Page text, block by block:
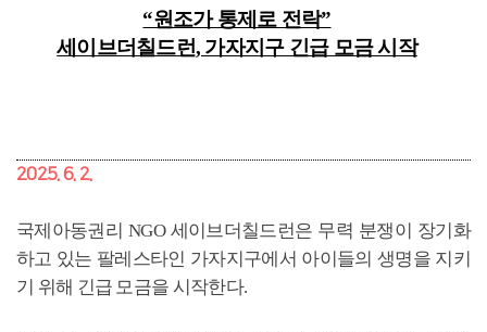
“원조가 통제로 전락”
세이브더칠드런, 가자지구 긴급 모금 시작
2025. 6. 2.
국제아동권리 NGO 세이브더칠드런은 무력 분쟁이 장기화
하고 있는 팔레스타인 가자지구에서 아이들의 생명을 지키
기 위해 긴급 모금을 시작한다.